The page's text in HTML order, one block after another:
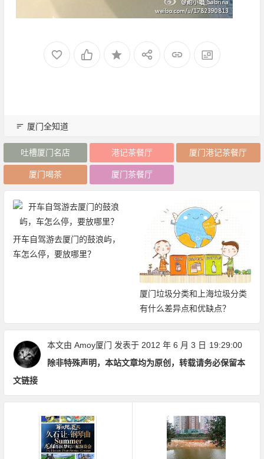
厦门全知道
吐槽厦门名店 港记茶餐厅 厦门港记茶餐厅
厦门喝茶 厦门茶餐厅
开车自驾游去厦门的鼓浪屿，
车怎么停，要放哪里？
厦门垃圾分类和上海垃圾分类
有什么差异点和优缺点？
本文由 Amoy厦门 发表于 2012 年 6 月 3 日 19:29:00
除非特殊声明，本站文章均为原创，转载请务必保留本
文链接